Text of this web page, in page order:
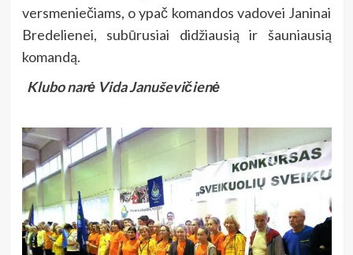
versmeniečiams, o ypač komandos vadovei Janinai
Bredelienei, subūrusiai didžiausią ir šauniausią
komandą.
Klubo narė Vida Januševičienė